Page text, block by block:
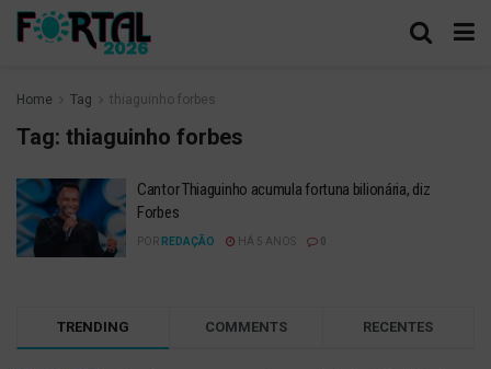
Home Tag thiaguinho forbes
Tag: thiaguinho forbes
Cantor Thiaguinho acumula fortuna bilionária, diz
Forbes
POR REDAÇÃO HÁ 5 ANOS
TRENDING COMMENTS RECENTES